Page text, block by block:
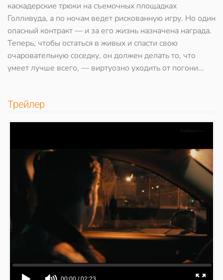
каскадерские трюки на съемочных площадках
Голливуда, а по ночам ведет рискованную игру. Но один
опасный контракт — и за его жизнь назначена награда.
Теперь, чтобы остаться в живых и спасти свою
очаровательную соседку, он должен делать то, что
умеет лучше всего, — виртуозно уходить от погони...
Трейлер